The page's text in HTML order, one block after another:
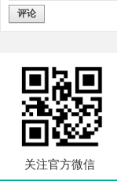
评论
关注官方微信